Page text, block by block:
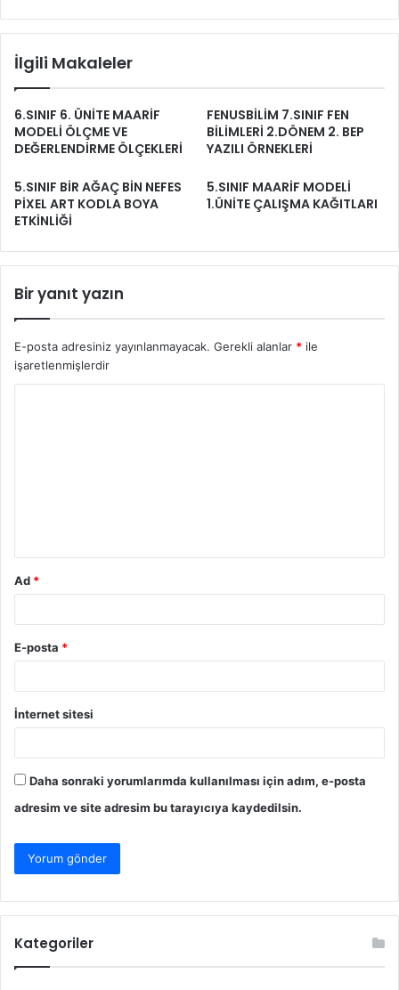
İlgili Makaleler
6.SINIF 6. ÜNİTE MAARİF
MODELİ ÖLÇME VE
DEĞERLENDİRME ÖLÇEKLERİ
FENUSBİLİM 7.SINIF FEN
BİLİMLERİ 2.DÖNEM 2. BEP
YAZILI ÖRNEKLERİ
5.SINIF BİR AĞAÇ BİN NEFES
PİXEL ART KODLA BOYA
ETKİNLİĞİ
5.SINIF MAARİF MODELİ
1.ÜNİTE ÇALIŞMA KAĞITLARI
Bir yanıt yazın
E-posta adresiniz yayınlanmayacak. Gerekli alanlar * ile
işaretlenmişlerdir
Ad *
E-posta *
İnternet sitesi
Daha sonraki yorumlarımda kullanılması için adım, e-posta
adresim ve site adresim bu tarayıcıya kaydedilsin.
Kategoriler